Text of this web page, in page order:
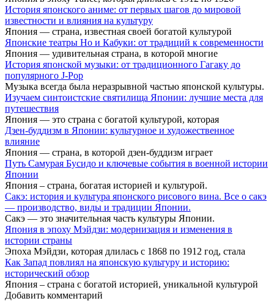
История японского аниме: от первых шагов до мировой
известности и влияния на культуру
Япония — страна, известная своей богатой культурой
Японские театры Но и Кабуки: от традиций к современности
Япония — удивительная страна, в которой многие
История японской музыки: от традиционного Гагаку до
популярного J-Pop
Музыка всегда была неразрывной частью японской культуры.
Изучаем синтоистские святилища Японии: лучшие места для
путешествия
Япония — это страна с богатой культурой, которая
Дзен-буддизм в Японии: культурное и художественное
влияние
Япония — страна, в которой дзен-буддизм играет
Путь Самурая Бусидо и ключевые события в военной истории
Японии
Япония – страна, богатая историей и культурой.
Сакэ: история и культура японского рисового вина. Все о сакэ
— производство, виды и традиции Японии.
Сакэ — это значительная часть культуры Японии.
Япония в эпоху Мэйдзи: модернизация и изменения в
истории страны
Эпоха Мэйдзи, которая длилась с 1868 по 1912 год, стала
Как Запад повлиял на японскую культуру и историю:
исторический обзор
Япония – страна с богатой историей, уникальной культурой
Добавить комментарий